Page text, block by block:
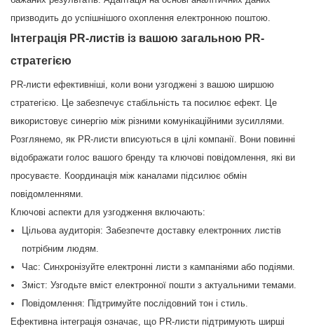
призводить до успішнішого охоплення електронною поштою.
Інтеграція PR-листів із вашою загальною PR-
стратегією
PR-листи ефективніші, коли вони узгоджені з вашою ширшою
стратегією. Це забезпечує стабільність та посилює ефект. Це
використовує синергію між різними комунікаційними зусиллями.
Розглянемо, як PR-листи вписуються в цілі компанії. Вони повинні
відображати голос вашого бренду та ключові повідомлення, які ви
просуваєте. Координація між каналами підсилює обмін
повідомленнями.
Ключові аспекти для узгодження включають:
Цільова аудиторія: Забезпечте доставку електронних листів
потрібним людям.
Час: Синхронізуйте електронні листи з кампаніями або подіями.
Зміст: Узгодьте вміст електронної пошти з актуальними темами.
Повідомлення: Підтримуйте послідовний тон і стиль.
Ефективна інтеграція означає, що PR-листи підтримують ширші